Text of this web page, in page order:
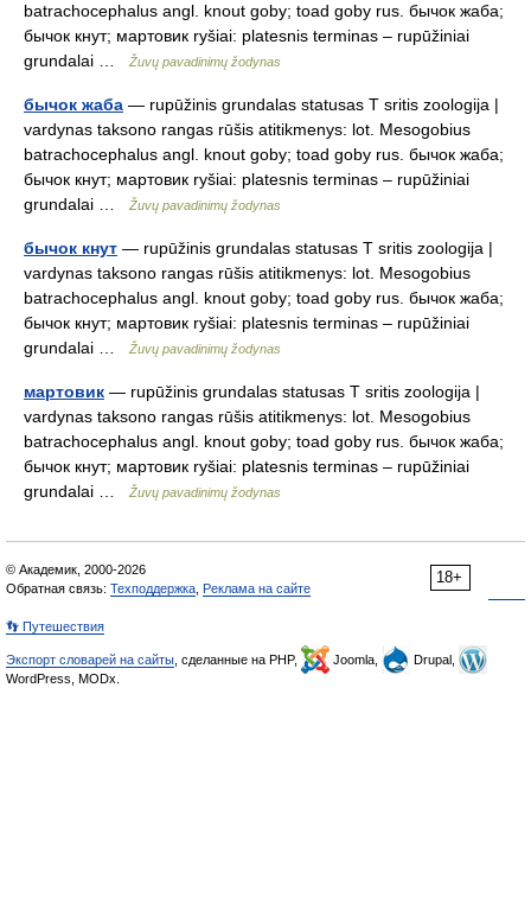
batrachocephalus angl. knout goby; toad goby rus. бычок жаба;
бычок кнут; мартовик ryšiai: platesnis terminas – rupūžiniai
grundalai …
Žuvų pavadinimų žodynas
бычок жаба — rupūžinis grundalas statusas T sritis zoologija |
vardynas taksono rangas rūšis atitikmenys: lot. Mesogobius
batrachocephalus angl. knout goby; toad goby rus. бычок жаба;
бычок кнут; мартовик ryšiai: platesnis terminas – rupūžiniai
grundalai …
Žuvų pavadinimų žodynas
бычок кнут — rupūžinis grundalas statusas T sritis zoologija |
vardynas taksono rangas rūšis atitikmenys: lot. Mesogobius
batrachocephalus angl. knout goby; toad goby rus. бычок жаба;
бычок кнут; мартовик ryšiai: platesnis terminas – rupūžiniai
grundalai …
Žuvų pavadinimų žodynas
мартовик — rupūžinis grundalas statusas T sritis zoologija |
vardynas taksono rangas rūšis atitikmenys: lot. Mesogobius
batrachocephalus angl. knout goby; toad goby rus. бычок жаба;
бычок кнут; мартовик ryšiai: platesnis terminas – rupūžiniai
grundalai …
Žuvų pavadinimų žodynas
18+
© Академик, 2000-2026
Обратная связь: Техподдержка Реклама на сайте
👣 Путешествия
Экспорт словарей на сайты , сделанные на PHP, Joomla,
Drupal,
WordPress, MODx.